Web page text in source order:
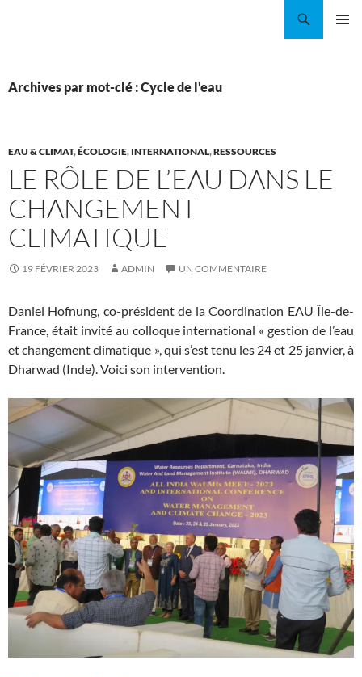
Archives par mot-clé : Cycle de l'eau
EAU & CLIMAT,ÉCOLOGIE, INTERNATIONAL,RESSOURCES
LE RÔLE DE L’EAU DANS LE
CHANGEMENT
CLIMATIQUE
19 FÉVRIER 2023 ADMIN UN COMMENTAIRE
Daniel Hofnung, co-président de la Coordination EAU Île-de-
France, était invité au colloque international « gestion de l’eau
et changement climatique », qui s’est tenu les 24 et 25 janvier, à
Dharwad (Inde). Voici son intervention.